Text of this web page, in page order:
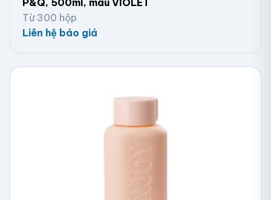
P&Q, 500ml, màu VIOLET
Từ 300 hộp
Liên hệ báo giá